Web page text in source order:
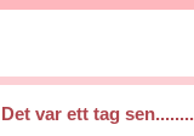
Det var ett tag